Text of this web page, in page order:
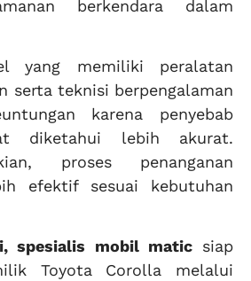
berkendara dalam
yang memiliki peralatan
serta teknisi berpengalaman
karena penyebab
diketahui lebih akurat.
proses penanganan
efektif sesuai kebutuhan
spesialis mobil maticsiap
Toyota Corolla melalui